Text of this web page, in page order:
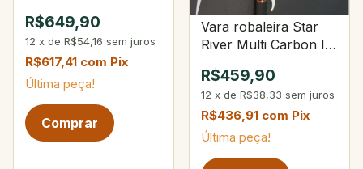
Partes
R$649,90
12 x de R$54,16 sem juros
R$617,41 com Pix
Última peça!
Vara robaleira Star
River Multi Carbon II
R$459,90
12 x de R$38,33 sem juros
R$436,91 com Pix
Última peça!